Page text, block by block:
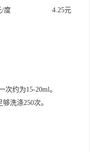
/度 4.25元
约为15-20ml。
洗涤250次。